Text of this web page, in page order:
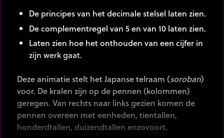
De principes van het decimale stelsel laten zien.
De complementregel van 5 en van 10 laten zien.
Laten zien hoe het onthouden van een cijfer in
zijn werk gaat.
Deze animatie stelt het Japanse telraam (soroban)
voor. De kralen zijn op de pennen (kolommen)
geregen. Van rechts naar links gezien komen de
pennen overeen met eenheden, tientallen,
honderdtallen, duizendtallen enzovoort.